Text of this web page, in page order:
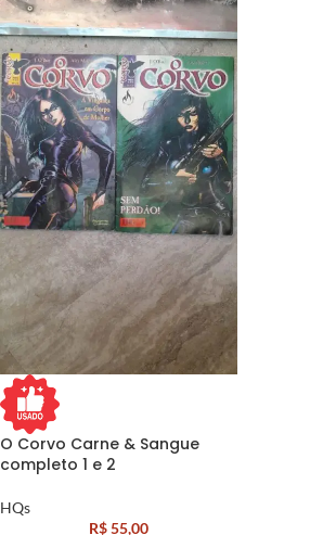
O Corvo Carne & Sangue
completo 1 e 2
HQs
R$55,00